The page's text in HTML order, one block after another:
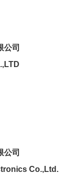
公司
公司
Co.,Ltd.